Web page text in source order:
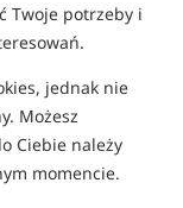
Twoje potrzeby i
jednak nie
Możesz
Ciebie należy
momencie.